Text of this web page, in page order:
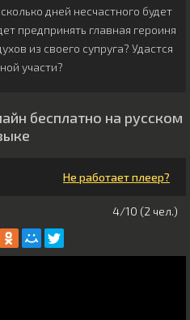
дней несчастного будет
предпринять главная героиня
из своего супруга? Удастся
участи?
бесплатно на русском
Не работает плеер?
4/10 (2 чeл.)